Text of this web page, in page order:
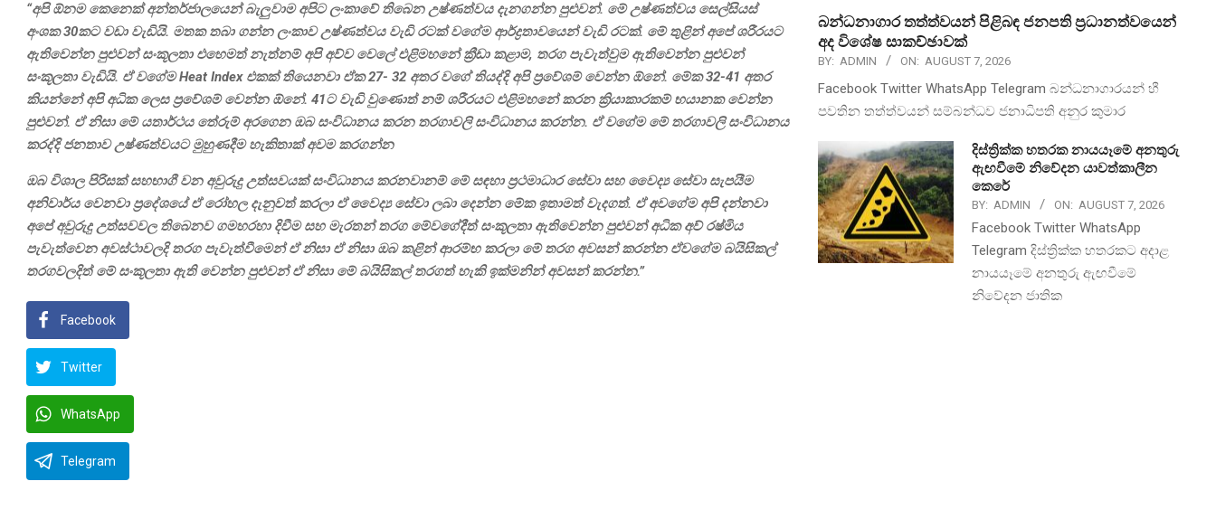
“අපි ඕනම කෙනෙක් අන්තර්ජාලයෙන් බැලුවාම අපිට ලංකාවේ තිබෙන උෂ්ණත්වය දැනගන්න පුළුවන්. මේ උෂ්ණත්වය සෙල්සියස්
අංශක 30කට වඩා වැඩියි. මතක තබා ගන්න ලංකාව උෂ්ණත්වය වැඩි රටක් වගේම ආර්ද්‍රතාවයෙන් වැඩි රටක්. මේ තුළින් අපේ ශරීරයට
ඇතිවෙන්න පුළුවන් සංකූලතා එහෙමත් නැත්නම් අපි අව්ව වෙලේ එළිමහනේ ක්‍රීඩා කළාම, තරග පැවැත්වුම ඇතිවෙන්න පුළුවන්
සංකූලතා වැඩියි. ඒ වගේම Heat Index එකක් තියෙනවා ඒක 27- 32 අතර වගේ තියද්දි අපි ප්‍රවේශම් වෙන්න ඕනේ. මේක 32-41 අතර
කියන්නේ අපි අධික ලෙස ප්‍රවේශම් වෙන්න ඕනේ. 41ට වැඩි වුණොත් නම් ශරීරයට එළිමහනේ කරන ක්‍රියාකාරකම් භයානක වෙන්න
පුළුවන්. ඒ නිසා මේ යතාර්ථය තේරුම් අරගෙන ඔබ සංවිධානය කරන තරගාවලි සංවිධානය කරන්න. ඒ වගේම මේ තරගාවලි සංවිධානය
කරද්දි ජනතාව උෂ්ණත්වයට මුහුණදීම හැකිතාක් අවම කරගන්න
ඔබ විශාල පිරිසක් සහභාගී වන අවුරුදු උත්සවයක් සංවිධානය කරනවානම් මේ සඳහා ප්‍රථමාධාර සේවා සහ වෛද්‍ය සේවා සැපයීම
අනිවාර්ය වෙනවා ප්‍රදේශයේ ඒ රෝහල දැනුවත් කරලා ඒ වෛද්‍ය සේවා ලබා දෙන්න මේක ඉතාමත් වැදගත්. ඒ අවගේම අපි දන්නවා
අපේ අවුරුදු උත්සවවල තිබෙනව ගමහරහා දිවීම සහ මැරතන් තරග මේවගේදීත් සංකූලතා ඇතිවෙන්න පුළුවන් අධික අව් රෂ්මිය
පැවැත්වෙන අවස්ථාවලදි තරග පැවැත්වීමෙන් ඒ නිසා ඒ නිසා ඔබ කළින් ආරම්භ කරලා මේ තරග අවසන් කරන්න ඒවගේම බයිසිකල්
තරගවලදිත් මේ සංකූලතා ඇති වෙන්න පුළුවන් ඒ නිසා මේ බයිසිකල් තරගත් හැකි ඉක්මනින් අවසන් කරන්න.”
Facebook
Twitter
WhatsApp
Telegram
බන්ධනාගාර තත්ත්වයන් පිළිබඳ ජනපති ප්‍රධානත්වයෙන්
අද විශේෂ සාකච්ඡාවක්
BY: ADMIN ON: AUGUST 7, 2026
Facebook Twitter WhatsApp Telegram බන්ධනාගාරයන් හී
පවතින තත්ත්වයන් සම්බන්ධව ජනාධිපති අනුර කුමාර
දිස්ත්‍රික්ක හතරක නායයෑමේ අනතුරු
ඇඟවීමේ නිවේදන යාවත්කාලීන
කෙරේ
BY: ADMIN ON: AUGUST 7, 2026
Facebook Twitter WhatsApp
Telegram දිස්ත්‍රික්ක හතරකට අදාළ
නායයෑමේ අනතුරු ඇඟවීමේ
නිවේදන ජාතික